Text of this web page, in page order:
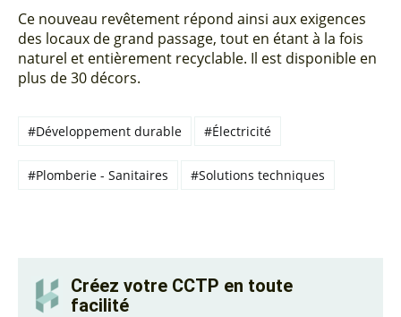
Ce nouveau revêtement répond ainsi aux exigences
des locaux de grand passage, tout en étant à la fois
naturel et entièrement recyclable. Il est disponible en
plus de 30 décors.
#Développement durable #Électricité
#Plomberie - Sanitaires #Solutions techniques
Créez votre CCTP en toute
facilité